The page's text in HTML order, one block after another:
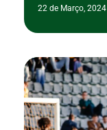
22 de Março, 2024